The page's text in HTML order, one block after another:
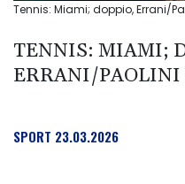
Tennis: Miami; doppio, Errani/
TENNIS: MIAMI;
ERRANI/PAOLINI
SPORT 23.03.2026